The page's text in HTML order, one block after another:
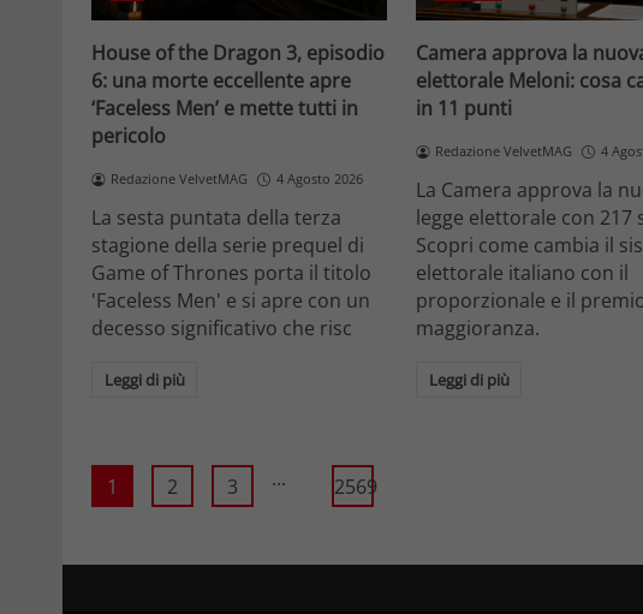
House of the Dragon 3, episodio
6: una morte eccellente apre
‘Faceless Men’ e mette tutti in
pericolo
Redazione VelvetMAG 4 Agosto 2026
La sesta puntata della terza
stagione della serie prequel di
Game of Thrones porta il titolo
'Faceless Men' e si apre con un
decesso significativo che risc
Leggi di più
Camera approva la
elettorale Meloni: cosa
in 11 punti
Redazione VelvetMAG 4
La Camera approva la
legge elettorale con 217
Scopri come cambia il
elettorale italiano con il
proporzionale e il
maggioranza.
Leggi di più
1 2 3 ... 2569